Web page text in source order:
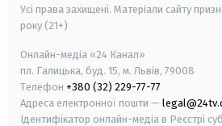
Усі права захищені. Матеріали сайту
року (21+)
Онлайн-медіа «24 Канал»
пл. Галицька, буд. 15, м. Львів, 79008
Телефон +380 (32) 229-77-77
Адреса електронної пошти —
Ідентифікатор онлайн-медіа в Реєстрі